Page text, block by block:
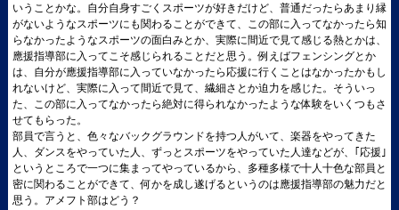
いうことかな。自分自身すごくスポーツが好きだけど、普通だったらあまり縁
がないようなスポーツにも関わることができて、この部に入ってなかったら知
らなかったようなスポーツの面白みとか、実際に間近で見て感じる熱とかは、
應援指導部に入ってこそ感じられることだと思う。例えばフェンシングとか
は、自分が應援指導部に入っていなかったら応援に行くことはなかったかもし
れないけど、実際に入って間近で見て、繊細さとか迫力を感じた。そういっ
た、この部に入ってなかったら絶対に得られなかったような体験をいくつもさ
せてもらった。
部員で言うと、色々なバックグラウンドを持つ人がいて、楽器をやってきた
人、ダンスをやっていた人、ずっとスポーツをやっていた人達などが、｢応援｣
というところで一つに集まってやっているから、多種多様で十人十色な部員と
密に関わることができて、何かを成し遂げるというのは應援指導部の魅力だと
思う。アメフト部はどう？